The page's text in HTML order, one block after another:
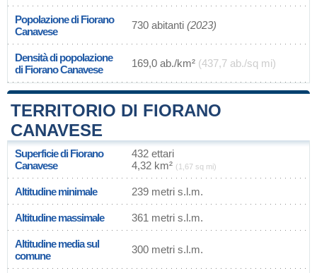
Popolazione di Fiorano
Canavese
730 abitanti (2023)
Densità di popolazione
di Fiorano Canavese
169,0 ab./km² (437,7 ab./sq mi)
TERRITORIO DI FIORANO
CANAVESE
Superficie di Fiorano
Canavese
432 ettari
4,32 km² (1,67 sq mi)
Altitudine minimale 239 metri s.l.m.
Altitudine massimale 361 metri s.l.m.
Altitudine media sul
comune
300 metri s.l.m.